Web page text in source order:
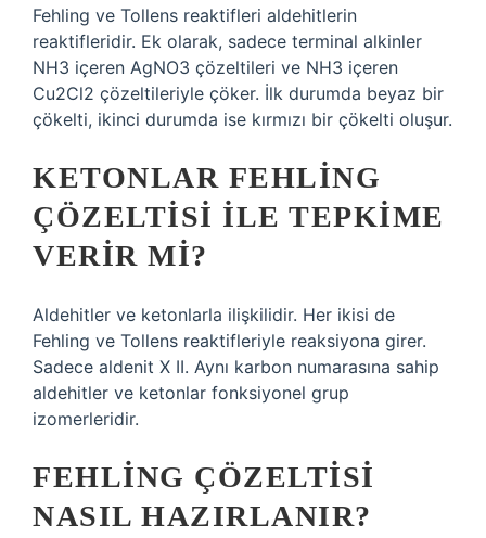
Fehling ve Tollens reaktifleri aldehitlerin
reaktifleridir. Ek olarak, sadece terminal alkinler
NH3 içeren AgNO3 çözeltileri ve NH3 içeren
Cu2Cl2 çözeltileriyle çöker. İlk durumda beyaz bir
çökelti, ikinci durumda ise kırmızı bir çökelti oluşur.
KETONLAR FEHLING
ÇÖZELTISI ILE TEPKIME
VERIR MI?
Aldehitler ve ketonlarla ilişkilidir. Her ikisi de
Fehling ve Tollens reaktifleriyle reaksiyona girer.
Sadece aldenit X II. Aynı karbon numarasına sahip
aldehitler ve ketonlar fonksiyonel grup
izomerleridir.
FEHLING ÇÖZELTISI
NASIL HAZIRLANIR?